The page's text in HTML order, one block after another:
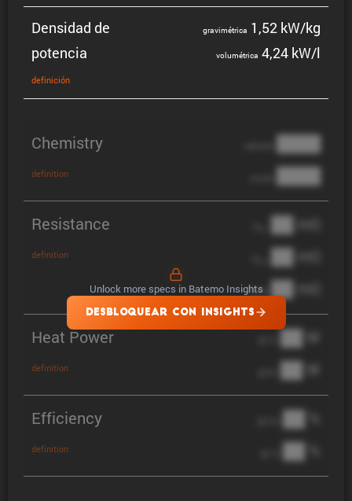
Densidad de
potencia
defini­ción
gravi­mé­trica 1,52 kW/kg
volumé­trica 4,24 kW/l
Chemistry
definition
████
████
Resistance
definition
██ mΩ
██ mΩ
DCIR ██ mΩ
Heat Power
definition
██ W
██ W
Efficiency
definition
██ %
██ %
Unlock more specs in Batemo Insights
DESBLOQUEAR CON INSIGHTS